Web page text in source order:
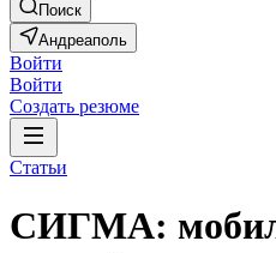
Поиск
Андреаполь
Войти
Войти
Создать резюме
Статьи
СИГМА: